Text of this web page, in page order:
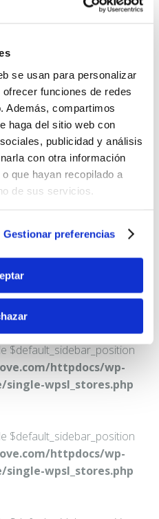
se usan para personalizar
funciones de redes
Además, compartimos
haga del sitio web con
publicidad y análisis
con otra información
que hayan recopilado a
de sus servicios.
Gestionar preferencias
MARES
$default_sidebar_position
httpdocs/wp-
wpsl_stores.php
$default_sidebar_position
httpdocs/wp-
wpsl_stores.php